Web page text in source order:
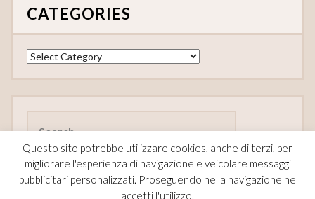
CATEGORIES
Categories
Questo sito potrebbe utilizzare cookies, anche di terzi, per
migliorare l'esperienza di navigazione e veicolare messaggi
pubblicitari personalizzati. Proseguendo nella navigazione ne
accetti l'utilizzo.